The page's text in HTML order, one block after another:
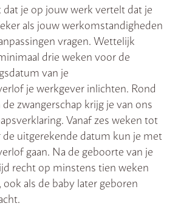
dat je op jouw werk vertelt dat je
als jouw werkomstandigheden
vragen. Wettelijk
drie weken voor de
van je
je werkgever inlichten. Rond
zwangerschap krijg je van ons
Vanaf zes weken tot
uitgerekende datum kun je met
gaan. Na de geboorte van je
recht op minstens tien weken
als de baby later geboren